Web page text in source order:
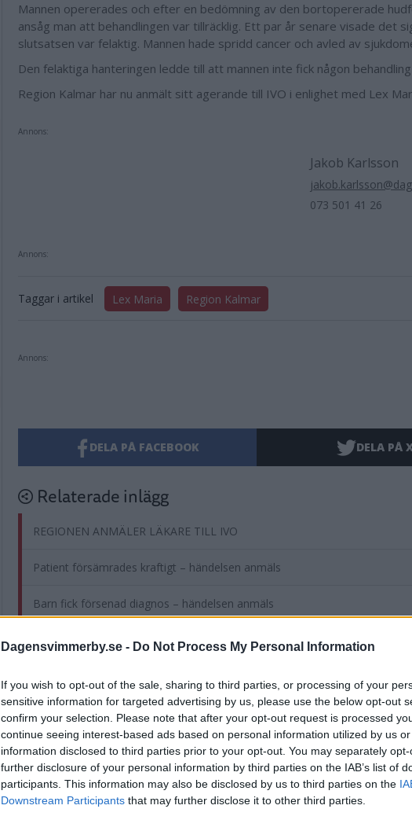
Dagensvimmerby.se - Do Not Process My Personal Information
If you wish to opt-out of the sale, sharing to third parties, or processing of your
sensitive information for targeted advertising by us, please use the below opt-out
confirm your selection. Please note that after your opt-out request is processed
continue seeing interest-based ads based on personal information utilized by us
information disclosed to third parties prior to your opt-out. You may separately
further disclosure of your personal information by third parties on the IAB’s list of
participants. This information may also be disclosed by us to third parties on the
Downstream Participants that may further disclose it to other third parties.
Mannen opererades och efter en bedömning av den bortopererade
ansåg man att behandlingen var tillräcklig. Ett par år senare visade det
slutsatsen var felaktig. Mannen hade spridd cancer och avled av
Den felaktiga hanteringen ledde till att mannen inte fick någon
Region Kalmar har nu anmält sitt agerande till IVO i enlighet med Lex
Annons:
Jakob Karlsson
073 501 41 26
Annons:
Taggar i artikel Lex Maria Region Kalmar
Annons:
DELA PÅ FACEBOOK DELA PÅ
Relaterade inlägg
REGIONEN ANMÄLER LÄKARE TILL IVO
Patient försämrades kraftigt – händelsen anmäls
Barn fick försenad diagnos – händelsen anmäls
Patient utsattes för allvarlig risk på grund av teknisk brist
Kommentera
Kommentarerna nedan omfattas inte av utgivningsbeviset för